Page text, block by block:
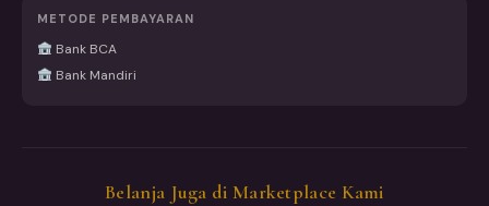
METODE PEMBAYARAN
Bank BCA
Bank Mandiri
Belanja Juga di Marketplace Kami